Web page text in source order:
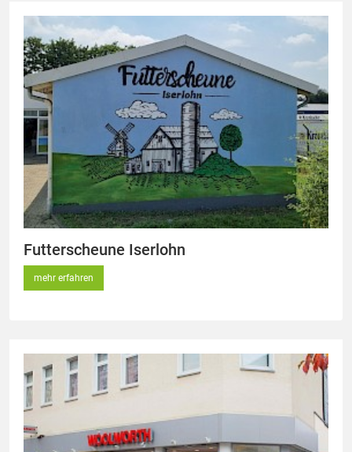
Futterscheune Iserlohn
mehr erfahren